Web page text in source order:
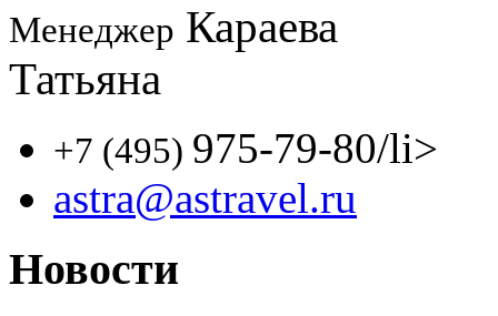
Менеджер Караева
Татьяна
+7 (495) 975-79-80/li>
astra@astravel.ru
Новости